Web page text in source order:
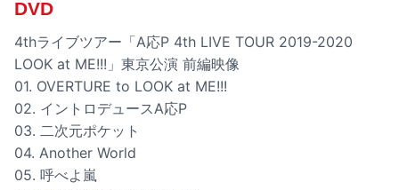
DVD
4thライブツアー「A応P 4th LIVE TOUR 2019-2020
LOOK at ME!!!」東京公演 前編映像
01. OVERTURE to LOOK at ME!!!
02. イントロデュースA応P
03. 二次元ポケット
04. Another World
05. 呼べよ嵐